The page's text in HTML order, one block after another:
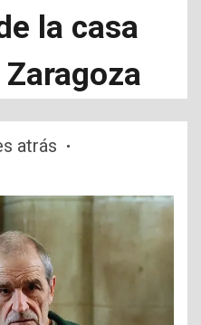
la casa
atrás